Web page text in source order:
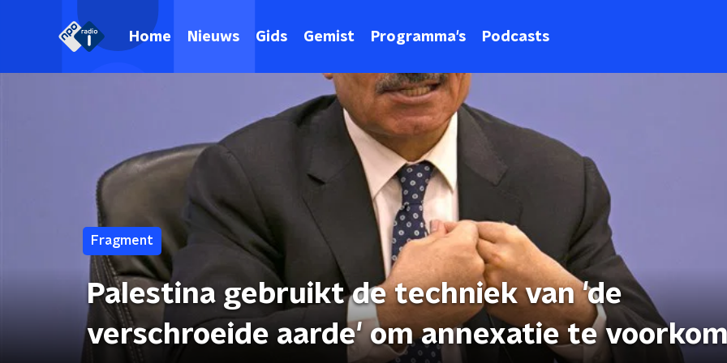
Home Nieuws Gids Gemist Programma's Podcasts
Fragment
Palestina gebruikt de techniek van 'de
verschroeide aarde' om annexatie te